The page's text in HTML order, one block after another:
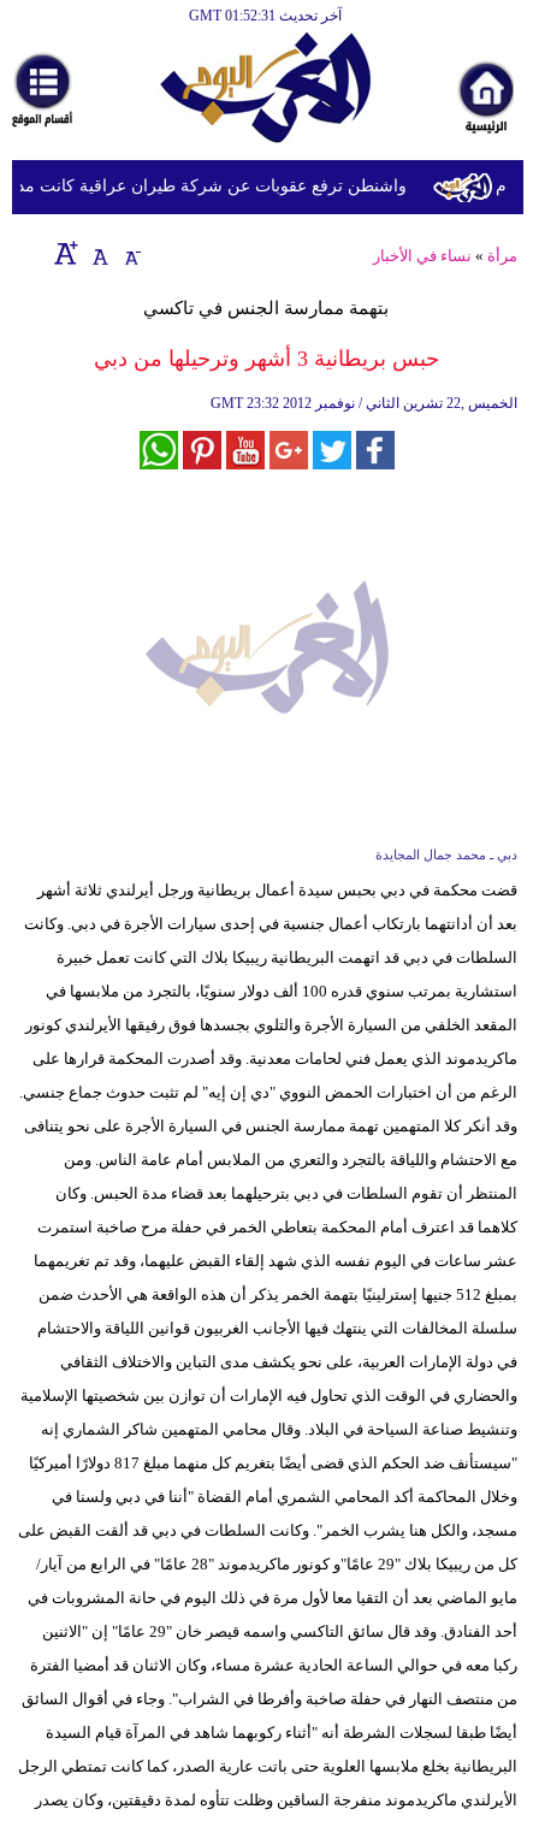
آخر تحديث GMT 01:52:31
أخبارعاجلة
رياضة
ثقافة
إقتصاد
مرأة
إسلامية
علوم
بيئة
مدوَّنات
أبراج
سيارات
واشنطن ترفع عقوبات عن شركة طيران عراقية كانت مدرجة
مرأة » نساء في الأخبار
بتهمة ممارسة الجنس في تاكسي
حبس بريطانية 3 أشهر وترحيلها من دبي
GMT 23:32 2012 الخميس ,22 تشرين الثاني / نوفمبر
دبي ـ محمد جمال المجايدة
قضت محكمة في دبي بحبس سيدة أعمال بريطانية ورجل أيرلندي ثلاثة أشهر
بعد أن أدانتهما بارتكاب أعمال جنسية في إحدى سيارات الأجرة في دبي. وكانت
السلطات في دبي قد اتهمت البريطانية ريبيكا بلاك التي كانت تعمل خبيرة
استشارية بمرتب سنوي قدره 100 ألف دولار سنويًا، بالتجرد من ملابسها في
المقعد الخلفي من السيارة الأجرة والتلوي بجسدها فوق رفيقها الأيرلندي كونور
ماكريدموند الذي يعمل فني لحامات معدنية. وقد أصدرت المحكمة قرارها على
الرغم من أن اختبارات الحمض النووي "دي إن إيه" لم تثبت حدوث جماع جنسي.
وقد أنكر كلا المتهمين تهمة ممارسة الجنس في السيارة الأجرة على نحو يتنافى
مع الاحتشام واللياقة بالتجرد والتعري من الملابس أمام عامة الناس. ومن
المنتظر أن تقوم السلطات في دبي بترحيلهما بعد قضاء مدة الحبس. وكان
كلاهما قد اعترف أمام المحكمة بتعاطي الخمر في حفلة مرح صاخبة استمرت
عشر ساعات في اليوم نفسه الذي شهد إلقاء القبض عليهما، وقد تم تغريمهما
بمبلغ 512 جنيها إسترلينيًا بتهمة الخمر يذكر أن هذه الواقعة هي الأحدث ضمن
سلسلة المخالفات التي ينتهك فيها الأجانب الغربيون قوانين اللياقة والاحتشام
في دولة الإمارات العربية، على نحو يكشف مدى التباين والاختلاف الثقافي
والحضاري في الوقت الذي تحاول فيه الإمارات أن توازن بين شخصيتها الإسلامية
وتنشيط صناعة السياحة في البلاد. وقال محامي المتهمين شاكر الشماري إنه
"سيستأنف ضد الحكم الذي قضى أيضًا بتغريم كل منهما مبلغ 817 دولارًا أميركيًا
وخلال المحاكمة أكد المحامي الشمري أمام القضاة "أننا في دبي ولسنا في
مسجد، والكل هنا يشرب الخمر". وكانت السلطات في دبي قد ألقت القبض على
كل من ريبيكا بلاك "29 عامًا"و كونور ماكريدموند "28 عامًا" في الرابع من آيار/
مايو الماضي بعد أن التقيا معا لأول مرة في ذلك اليوم في حانة المشروبات في
أحد الفنادق. وقد قال سائق التاكسي واسمه قيصر خان "29 عامًا" إن "الاثنين
ركبا معه في حوالي الساعة الحادية عشرة مساء، وكان الاثنان قد أمضيا الفترة
من منتصف النهار في حفلة صاخبة وأفرطا في الشراب". وجاء في أقوال السائق
أيضًا طبقا لسجلات الشرطة أنه "أثناء ركوبهما شاهد في المرآة قيام السيدة
البريطانية بخلع ملابسها العلوية حتى باتت عارية الصدر، كما كانت تمتطي الرجل
الأيرلندي ماكريدموند منفرجة الساقين وظلت تتأوه لمدة دقيقتين، وكان يصدر